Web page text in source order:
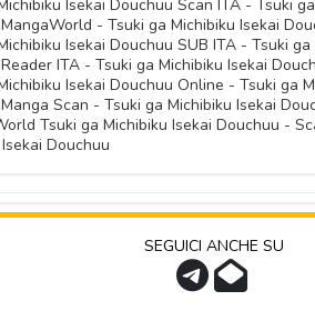
29
23
22
17
16
15
11
10
09
08
05
04
02
Isekai Douchuu Scan ITA - Tsuki
- Tsuki ga Michibiku Isekai
Isekai Douchuu SUB ITA - Tsuki
ITA - Tsuki ga Michibiku Isekai
Isekai Douchuu Online - Tsuki ga
Scan - Tsuki ga Michibiku Isekai
Tsuki ga Michibiku Isekai Douchuu -
Douchuu
SEGUICI ANCHE SU